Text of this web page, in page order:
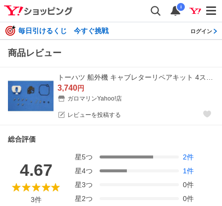
i
毎日引けるくじ 今すぐ挑戦 ログイン
商品レビュー
3,740円
ガロマリンYahoo!店
レビューを投稿する
総合評価
4.67
3件
星5つ 2件
星4つ 1件
星3つ 0件
星2つ 0件